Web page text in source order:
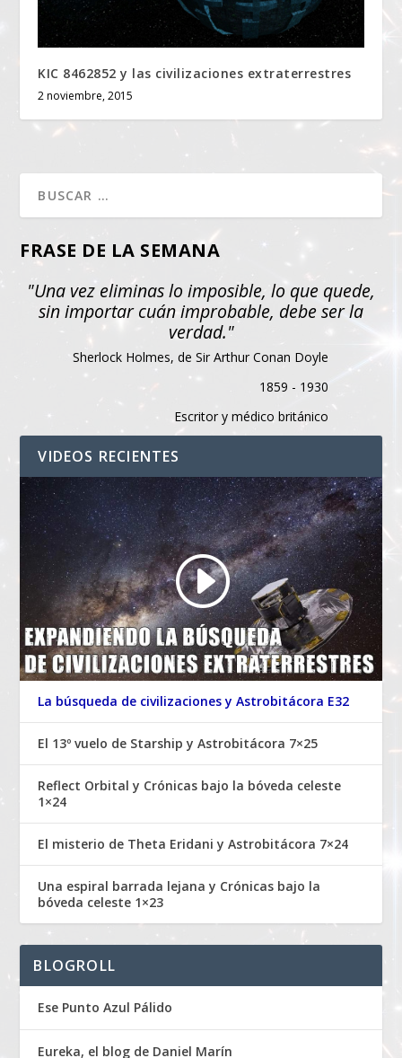
KIC 8462852 y las civilizaciones extraterrestres
2 noviembre, 2015
FRASE DE LA SEMANA
"Una vez eliminas lo imposible, lo que quede,
sin importar cuán improbable, debe ser la
verdad."
Sherlock Holmes, de Sir Arthur Conan Doyle
1859 - 1930
Escritor y médico británico
VIDEOS RECIENTES
La búsqueda de civilizaciones y Astrobitácora E32
El 13º vuelo de Starship y Astrobitácora 7×25
Reflect Orbital y Crónicas bajo la bóveda celeste
1×24
El misterio de Theta Eridani y Astrobitácora 7×24
Una espiral barrada lejana y Crónicas bajo la
bóveda celeste 1×23
BLOGROLL
Ese Punto Azul Pálido
Eureka, el blog de Daniel Marín